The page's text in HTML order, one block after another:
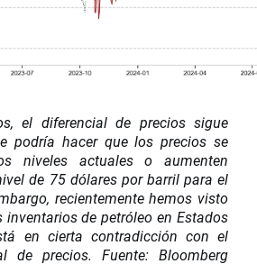
el diferencial de precios sigue
podría hacer que los precios se
niveles actuales o aumenten
de 75 dólares por barril para el
recientemente hemos visto
de petróleo en Estados
en cierta contradicción con el
de precios. Fuente: Bloomberg